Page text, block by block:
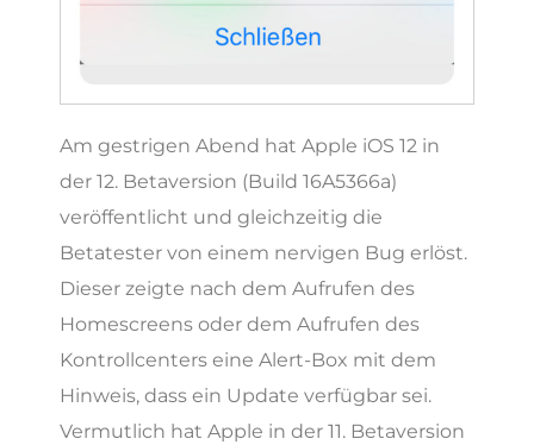
Am gestrigen Abend hat Apple iOS 12 in
der 12. Betaversion (Build 16A5366a)
veröffentlicht und gleichzeitig die
Betatester von einem nervigen Bug erlöst.
Dieser zeigte nach dem Aufrufen des
Homescreens oder dem Aufrufen des
Kontrollcenters eine Alert-Box mit dem
Hinweis, dass ein Update verfügbar sei.
Vermutlich hat Apple in der 11. Betaversion